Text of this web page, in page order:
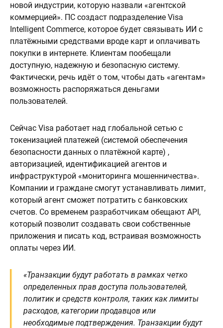
новой индустрии, которую назвали «агентской
коммерцией». ПС создаст подразделение Visa
Intelligent Commerce, которое будет связывать ИИ с
платёжными средствами вроде карт и оплачивать
покупки в интернете. Клиентам пообещали
доступную, надежную и безопасную систему.
Фактически, речь идёт о том, чтобы дать «агентам»
возможность распоряжаться деньгами
пользователей.
Сейчас Visa работает над глобальной сетью с
токенизацией платежей (системой обеспечения
безопасности данных о платёжной карте) ,
авторизацией, идентификацией агентов и
инфраструктурой «мониторинга мошенничества».
Компании и граждане смогут устанавливать лимит,
который агент сможет потратить с банковских
счетов. Со временем разработчикам обещают API,
который позволит создавать свои собственные
приложения и писать код, встраивая возможность
оплаты через ИИ.
«Транзакции будут работать в рамках четко
определенных прав доступа пользователей,
политик и средств контроля, таких как лимиты
расходов, категории продавцов или
необходимые подтверждения. Транзакции будут